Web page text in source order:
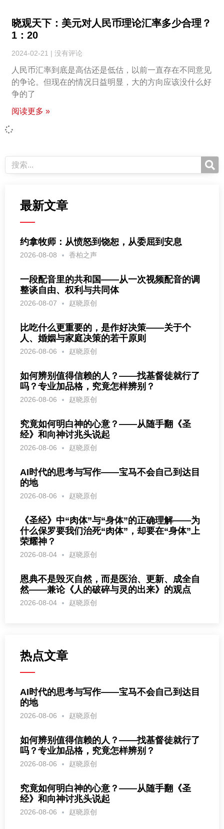
晓观天下：美元对人民币理论汇率多少合理？
1：20
2024-02-21 没有评论
人民币汇率到底是高估还是低估，以前一直存在不同意见
的争论。但现在的情况日益明显，大的方向应该没什么好
争的了
阅读更多 »
最新文章
约拿牧师：从愤怒到饶恕，从委屈到安息
2026-08-08 香柏之声
一段配音里的共和国——从一次视频配音的调
整谈自由、权利与共同体
2026-08-07 赵晓原创
比吃什么更重要的，是作好决策——关于个
人、婚姻与家庭决策的若干原则
2026-08-06 赵晓原创
如何辨别值得信赖的人？——找基督徒就行了
吗？专业加品格，究竟怎样辨别？
2026-08-06 赵晓原创
究竟如何明白神的心意？——从随手翻《圣
经》和向神讨兆头说起
2026-08-06 赵晓原创
AI时代的思考与写作——宝马不会自己到达目
的地
2026-08-06 赵晓原创
《圣经》中“肉体”与“身体”的正确理解——为
什么保罗要我们治死“肉体”，却要在“身体”上
荣耀神？
2026-08-04 赵晓原创
恩典不是毁灭自然，而是医治、更新、成全自
然——兼论《人的破碎与灵的出来》的观点
2026-08-04 赵晓原创
热点文章
AI时代的思考与写作——宝马不会自己到达目
的地
2026-08-06 赵晓原创
如何辨别值得信赖的人？——找基督徒就行了
吗？专业加品格，究竟怎样辨别？
2026-08-06 赵晓原创
究竟如何明白神的心意？——从随手翻《圣
经》和向神讨兆头说起
2026-08-06 赵晓原创